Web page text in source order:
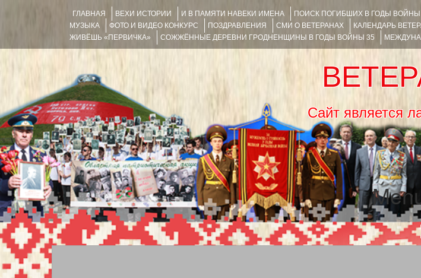
ГЛАВНАЯ ВЕХИ ИСТОРИИ И В ПАМЯТИ НАВЕКИ ИМЕНА ПОИСК ПОГИБШИХ В ГОДЫ ВОЙНЫ
МУЗЫКА
ФОТО И ВИДЕО КОНКУРС ПОЗДРАВЛЕНИЯ СМИ О ВЕТЕРАНАХ КАЛЕНДАРЬ
ЖИВЁШЬ «ПЕРВИЧКА»
СОЖЖЁННЫЕ ДЕРЕВНИ ГРОДНЕНЩИНЫ В ГОДЫ ВОЙНЫ 35
Сайт
SKIP TO